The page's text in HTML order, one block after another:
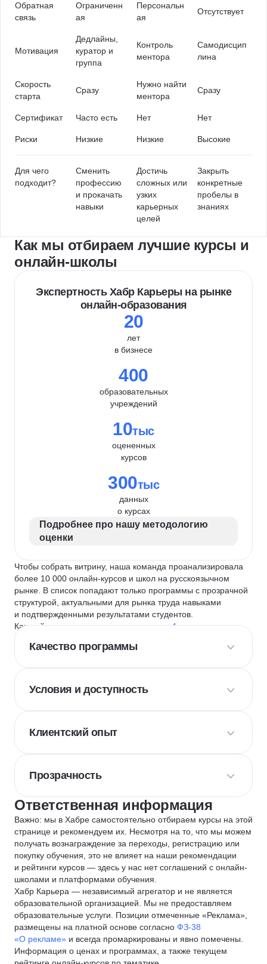
Обратная
связь
Ограниченн
ая
Персональн
ая
Отсутствует
Мотивация
Дедлайны,
куратор и
группа
Контроль
ментора
Самодисцип
лина
Скорость
старта
Сразу
Нужно найти
ментора
Сразу
Сертификат Часто есть Нет Нет
Риски Низкие Низкие Высокие
Для чего
подходит?
Сменить
профессию
и прокачать
навыки
Достичь
сложных или
узких
карьерных
целей
Закрыть
конкретные
пробелы в
знаниях
Как мы отбираем лучшие курсы и
онлайн-школы
Экспертность Хабр Карьеры на рынке
онлайн-образования
20
лет
в бизнесе
400
образовательных
учреждений
10тыс
оцененных
курсов
300тыс
данных
о курсах
Подробнее про нашу методологию
оценки
Чтобы собрать витрину, наша команда проанализировала
более 10 000 онлайн-курсов и школ на русскоязычном
рынке. В список попадают только программы с прозрачной
структурой, актуальными для рынка труда навыками
и подтвержденными результатами студентов.
Каждый курс и школу мы оцениваем по
4 критериям
Качество программы
Условия и доступность
Клиентский опыт
Прозрачность
Ответственная информация
Важно: мы в Хабре самостоятельно отбираем курсы на этой
странице и рекомендуем их. Несмотря на то, что мы можем
получать вознаграждение за переходы, регистрацию или
покупку обучения, это не влияет на наши рекомендации
и рейтинги курсов — здесь у нас нет соглашений с онлайн-
школами и платформами обучения.
Хабр Карьера — независимый агрегатор и не является
образовательной организацией. Мы не предоставляем
образовательные услуги. Позиции отмеченные «Реклама»,
размещены на платной основе согласно ФЗ-38
«О рекламе» и всегда промаркированы и явно помечены.
Информация о ценах и программах, а также текущем